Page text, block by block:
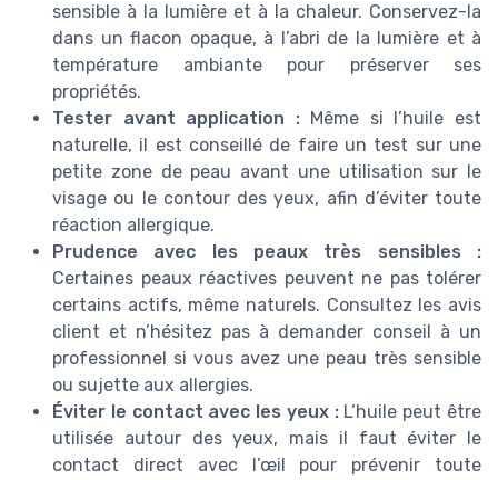
sensible à la lumière et à la chaleur. Conservez-la
dans un flacon opaque, à l’abri de la lumière et à
température ambiante pour préserver ses
propriétés.
Tester avant application :Même si l’huile est
naturelle, il est conseillé de faire un test sur une
petite zone de peau avant une utilisation sur le
visage ou le contour des yeux, afin d’éviter toute
réaction allergique.
Prudence avec les peaux très sensibles :
Certaines peaux réactives peuvent ne pas tolérer
certains actifs, même naturels. Consultez les avis
client et n’hésitez pas à demander conseil à un
professionnel si vous avez une peau très sensible
ou sujette aux allergies.
Éviter le contact avec les yeux :L’huile peut être
utilisée autour des yeux, mais il faut éviter le
contact direct avec l’œil pour prévenir toute